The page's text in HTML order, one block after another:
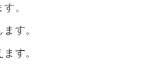
。
す。
す。